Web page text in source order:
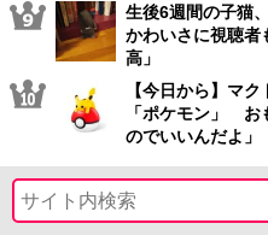
生後6週間の子猫
かわいさに視聴者
高」
【今日から】マ
「ポケモン」 お
のでいいんだよ」